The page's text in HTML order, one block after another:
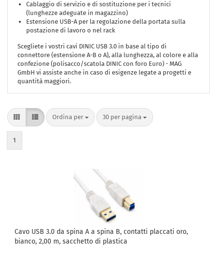
Cablaggio di servizio e di sostituzione per i tecnici
(lunghezze adeguate in magazzino)
Estensione USB-A per la regolazione della portata sulla
postazione di lavoro o nel rack
Scegliete i vostri cavi DINIC USB 3.0 in base al tipo di
connettore (estensione A-B o A), alla lunghezza, al colore e alla
confezione (polisacco/scatola DINIC con foro Euro) - MAG
GmbH vi assiste anche in caso di esigenze legate a progetti e
quantità maggiori.
Ordina per
Ordina per 30 per pagina
per pagina
1
Cavo USB 3.0 da spina A a spina B, contatti placcati oro,
bianco, 2,00 m, sacchetto di plastica